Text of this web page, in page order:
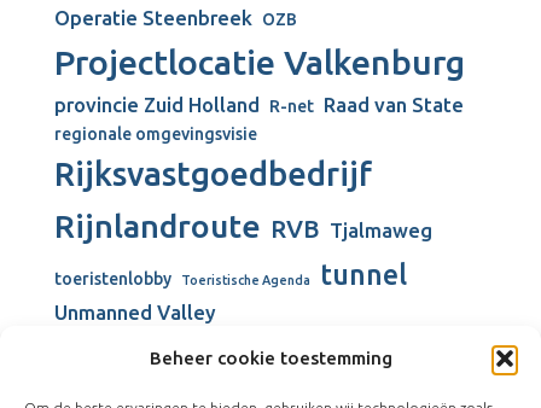
Beheer cookie toestemming
Operatie Steenbreek OZB
Projectlocatie Valkenburg
provincie Zuid Holland R-net Raad van State
regionale omgevingsvisie
Rijksvastgoedbedrijf
Rijnlandroute RVB Tjalmaweg
toeristenlobby Toeristische Agenda tunnel
Unmanned Valley
Unmanned Valley Valkenburg